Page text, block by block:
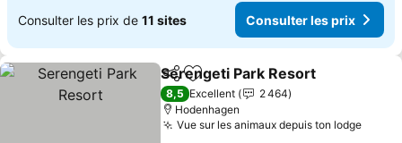
Consulter les prix de 11 sites Consulter les prix
PartagerAjouter à mes favoris
Serengeti Park Resort
8,5 Excellent
2 464
Hodenhagen
Vue sur les animaux depuis ton lodge